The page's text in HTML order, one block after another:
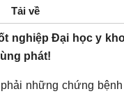
Tải về
nghiệp Đại học y
phát!
những chứng